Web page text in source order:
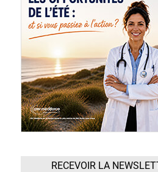
RECEVOIR LA